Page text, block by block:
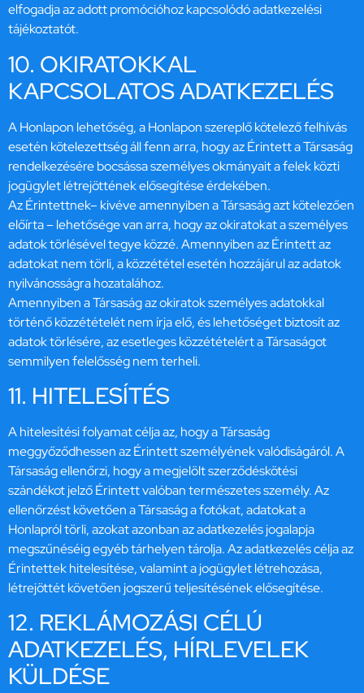
elfogadja az adott promócióhoz kapcsolódó adatkezelési
tájékoztatót.
10. OKIRATOKKAL
KAPCSOLATOS ADATKEZELÉS
A Honlapon lehetőség, a Honlapon szereplő kötelező felhívás
esetén kötelezettség áll fenn arra, hogy az Érintett a Társaság
rendelkezésére bocsássa személyes okmányait a felek közti
jogügylet létrejöttének elősegítése érdekében.
Az Érintettnek– kivéve amennyiben a Társaság azt kötelezően
előírta – lehetősége van arra, hogy az okiratokat a személyes
adatok törlésével tegye közzé. Amennyiben az Érintett az
adatokat nem törli, a közzététel esetén hozzájárul az adatok
nyilvánosságra hozatalához.
Amennyiben a Társaság az okiratok személyes adatokkal
történő közzétételét nem írja elő, és lehetőséget biztosít az
adatok törlésére, az esetleges közzétételért a Társaságot
semmilyen felelősség nem terheli.
11. HITELESÍTÉS
A hitelesítési folyamat célja az, hogy a Társaság
meggyőződhessen az Érintett személyének valódiságáról. A
Társaság ellenőrzi, hogy a megjelölt szerződéskötési
szándékot jelző Érintett valóban természetes személy. Az
ellenőrzést követően a Társaság a fotókat, adatokat a
Honlapról törli, azokat azonban az adatkezelés jogalapja
megszűnéséig egyéb tárhelyen tárolja. Az adatkezelés célja az
Érintettek hitelesítése, valamint a jogügylet létrehozása,
létrejöttét követően jogszerű teljesítésének elősegítése.
12. REKLÁMOZÁSI CÉLÚ
ADATKEZELÉS, HÍRLEVELEK
KÜLDÉSE